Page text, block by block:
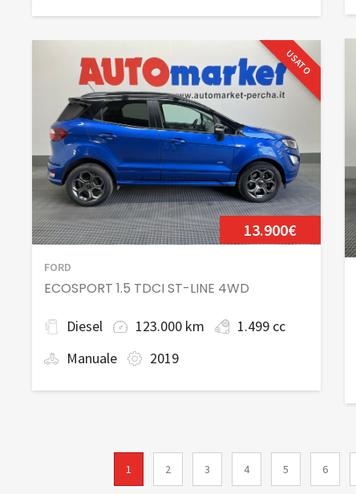
USATO
13.900€
FORD
ECOSPORT 1.5 TDCI ST-LINE 4WD
Diesel 123.000 km
1.499 cc
Manuale
2019
1 2 3 4 5 6